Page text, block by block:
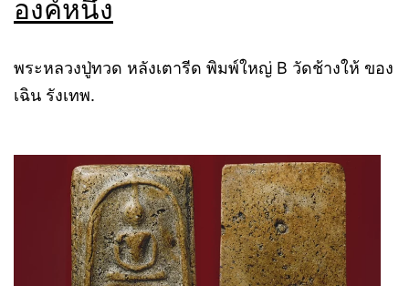
องค์หนึ่ง
พระหลวงปู่ทวด หลังเตารีด พิมพ์ใหญ่ B วัดช้างให้ ของ
เฉิน รังเทพ.